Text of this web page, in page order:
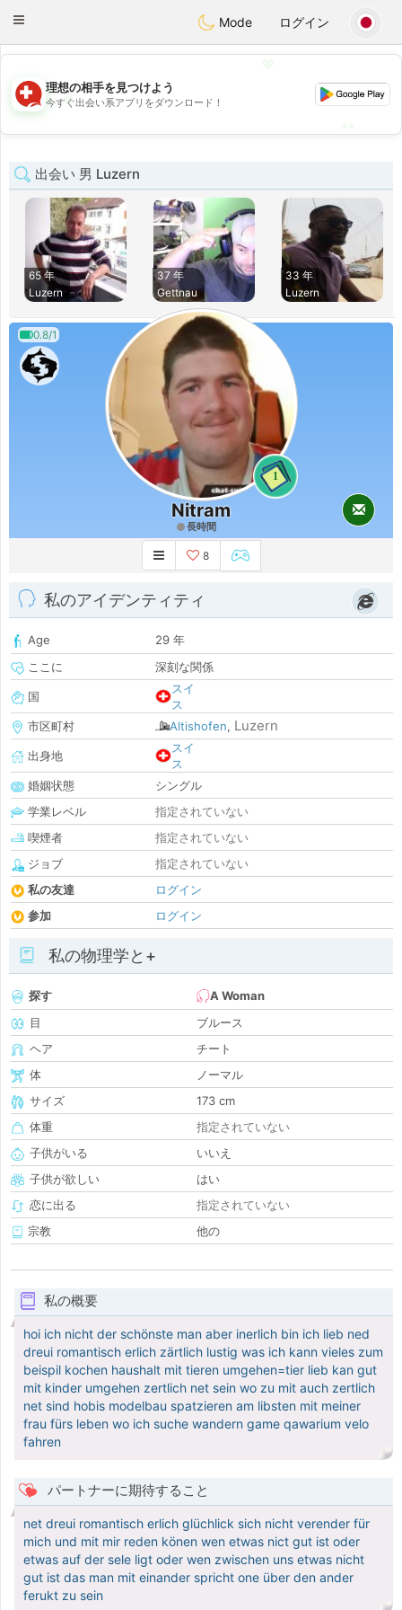
Suissi
Toggle
Mode ログイン
💖
💕
理想の相手を見つけよう
今すぐ出会い系アプリをダウンロード！
出会い 男 Luzern
65 年
Luzern
37 年
Gettnau
33 年
Luzern
0.8/1
1
Nitram
長時間
8
私のアイデンティティ
Age
29 年
ここに
深刻な関係
国
スイ
ス
市区町村
Altishofen, Luzern
出身地
スイ
ス
婚姻状態
シングル
学業レベル
指定されていない
喫煙者
指定されていない
ジョブ
指定されていない
私の友達
ログイン
参加
ログイン
私の物理学と+
探す
A Woman
目
ブルース
ヘア
チート
体
ノーマル
サイズ
173 cm
体重
指定されていない
子供がいる
いいえ
子供が欲しい
はい
恋に出る
指定されていない
宗教
他の
私の概要
hoi ich nicht der schönste man aber inerlich bin ich lieb ned
dreui romantisch erlich zärtlich lustig was ich kann vieles zum
beispil kochen haushalt mit tieren umgehen=tier lieb kan gut
mit kinder umgehen zertlich net sein wo zu mit auch zertlich
net sind hobis modelbau spatzieren am libsten mit meiner
frau fürs leben wo ich suche wandern game qawarium velo
fahren
パートナーに期待すること
net dreui romantisch erlich glüchlick sich nicht verender für
mich und mit mir reden könen wen etwas nict gut ist oder
etwas auf der sele ligt oder wen zwischen uns etwas nicht
gut ist das man mit einander spricht one über den ander
ferukt zu sein